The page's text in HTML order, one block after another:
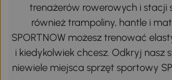
trenażerów rowerowych i stacji
również trampoliny, hantle i
SPORTNOW możesz trenować
i kiedykolwiek chcesz. Odkryj nasz
niewiele miejsca sprzęt sportowy